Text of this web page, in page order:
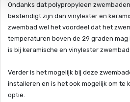
Ondanks dat polypropyleen
bestendigt zijn dan vinylester en
zwembad wel het voordeel dat het
temperaturen boven de 29 graden
is bij keramische en vinylester
Verder is het mogelijk bij deze
installeren en is het ook mogelijk om te
optie.